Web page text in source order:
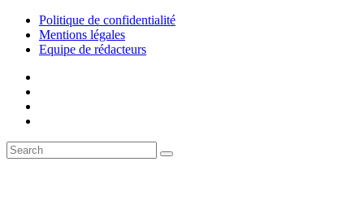
Politique de confidentialité
Mentions légales
Equipe de rédacteurs